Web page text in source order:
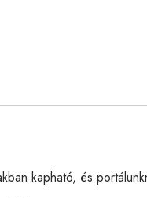
kapható, és